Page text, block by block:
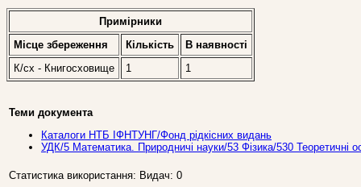
Примірники
Місце збереження
Кількість
В наявностi
К/сх - Книгосховище
1 1
Теми документа
Каталоги НТБ ІФНТУНГ/Фонд рідкісних видань
УДК/5 Математика. Природничi науки/53 Фiзика/530 Теоретичні
Статистика використання: Видач: 0